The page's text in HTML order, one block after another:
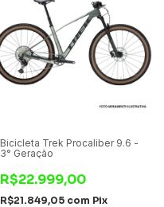
Bicicleta Trek Procaliber 9.6 -
3° Geração
R$22.999,00
R$21.849,05 com Pix